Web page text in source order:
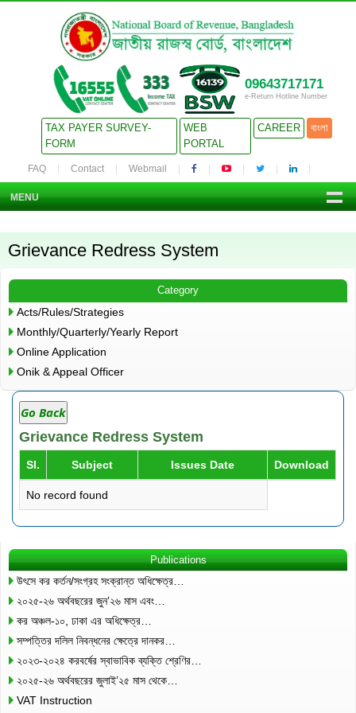
09643717171
e-Return Hotline Number
TAX PAYER SURVEY-
FORM
WEB
PORTAL
CAREER বাংলা
FAQ Contact Webmail
MENU
Grievance Redress System
Category
Acts/Rules/Strategies
Monthly/Quarterly/Yearly Report
Online Application
Onik & Appeal Officer
Go Back
Grievance Redress System
Sl. Subject Issues Date Download
No record found
Publications
উৎসে কর কর্তন/সংগ্রহ সংক্রান্ত অধিক্ষেত্র…
২০২৫-২৬ অর্থবছরের জুন’২৬ মাস এবং…
কর অঞ্চল-১০, ঢাকা এর অধিক্ষেত্র…
সম্পত্তির দলিল নিবন্ধনের ক্ষেত্রে দানকর…
২০২৩-২০২৪ করবর্ষের স্বাভাবিক ব্যক্তি শ্রেণির…
২০২৫-২৬ অর্থবছরের জুলাই’২৫ মাস থেকে…
VAT Instruction